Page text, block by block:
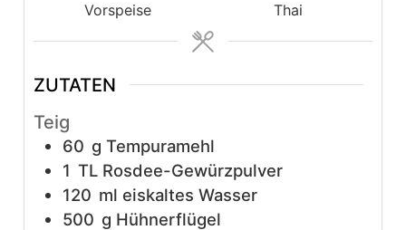
Vorspeise
Thai
ZUTATEN
Teig
60 g Tempuramehl
1 TL Rosdee-Gewürzpulver
120 ml eiskaltes Wasser
500 g Hühnerflügel